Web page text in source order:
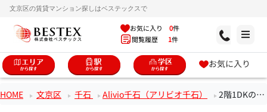
文京区の賃貸マンション探しはベステックスで
お気に入り 0件
閲覧履歴 1件
お気に入り
HOME 文京区 千石 Alivio千石（アリビオ千石） 2階1DKのお部屋